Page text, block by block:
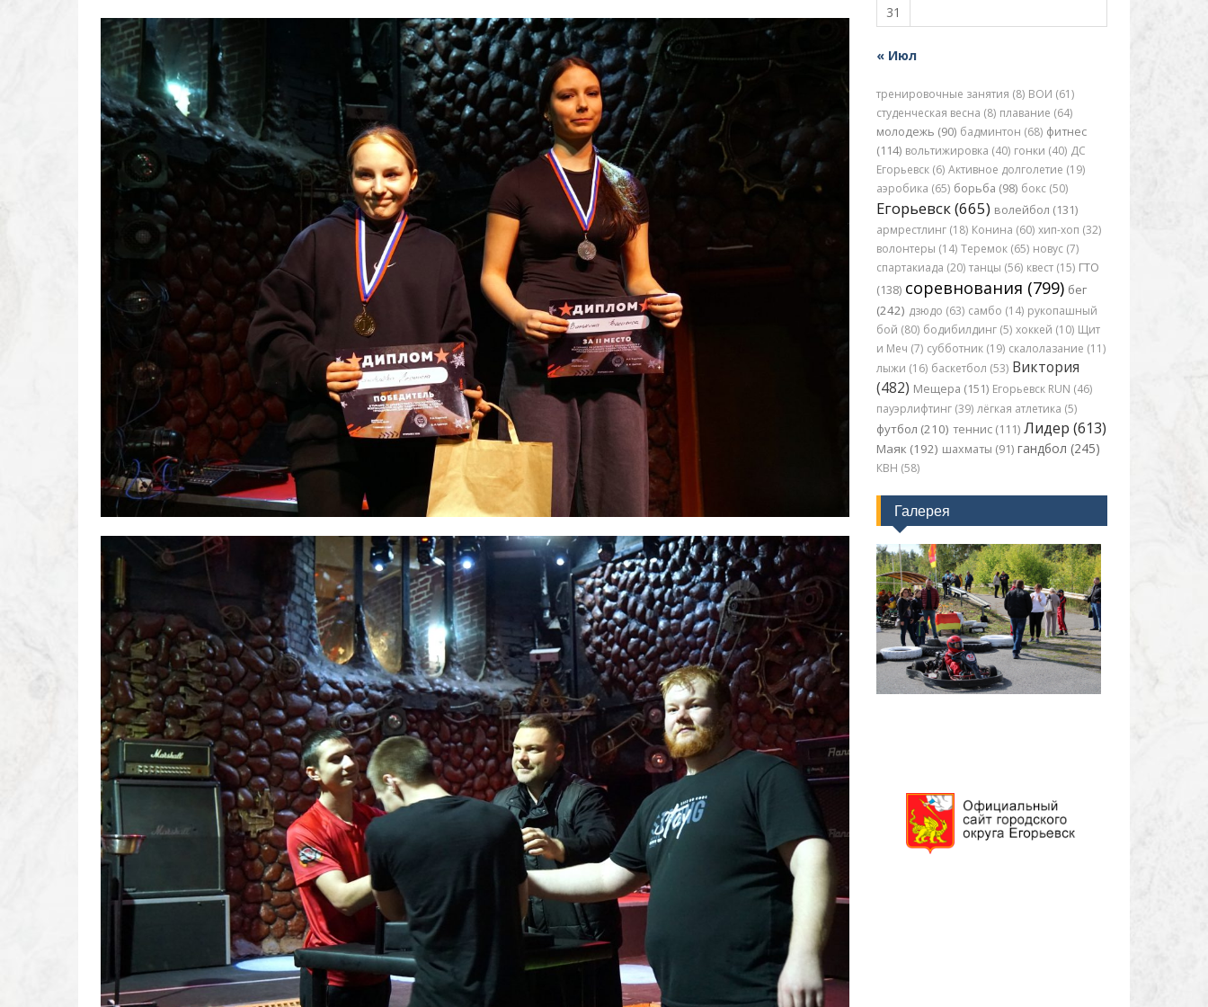
31
« Июл
тренировочные занятия (8) ВОИ (61)
студенческая весна (8) плавание (64)
молодежь (90) бадминтон (68) фитнес
(114) вольтижировка (40) гонки (40) ДС
Егорьевск (6) Активное долголетие (19)
аэробика (65) борьба (98) бокс (50)
Егорьевск (665) волейбол (131)
армрестлинг (18) Конина (60) хип-хоп (32)
волонтеры (14) Теремок (65) новус (7)
спартакиада (20) танцы (56) квест (15) ГТО
(138) соревнования (799) бег
(242) дзюдо (63) самбо (14) рукопашный
бой (80) бодибилдинг (5) хоккей (10) Щит
и Меч (7) субботник (19) скалолазание (11)
лыжи (16) баскетбол (53) Виктория
(482) Мещера (151) Егорьевск RUN (46)
пауэрлифтинг (39) лёгкая атлетика (5)
футбол (210) теннис (111) Лидер (613)
Маяк (192) шахматы (91) гандбол (245)
КВН (58)
Галерея